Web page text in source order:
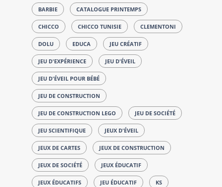
BARBIE CATALOGUE PRINTEMPS
CHICCO CHICCO TUNISIE CLEMENTONI
DOLU EDUCA JEU CRÉATIF
JEU D'EXPÉRIENCE JEU D'ÉVEIL
JEU D'ÉVEIL POUR BÉBÉ
JEU DE CONSTRUCTION
JEU DE CONSTRUCTION LEGO JEU DE SOCIÉTÉ
JEU SCIENTIFIQUE JEUX D'ÉVEIL
JEUX DE CARTES JEUX DE CONSTRUCTION
JEUX DE SOCIÉTÉ JEUX ÉDUCATIF
JEUX ÉDUCATIFS JEU ÉDUCATIF KS